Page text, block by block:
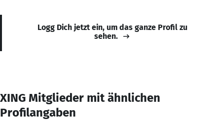
Logg Dich jetzt ein, um das ganze Profil zu
sehen.
XING Mitglieder mit ähnlichen
Profilangaben